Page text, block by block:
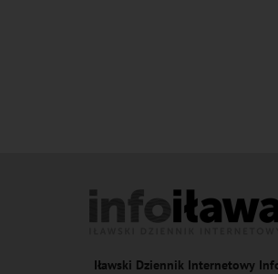
Iławski Dziennik Internetowy